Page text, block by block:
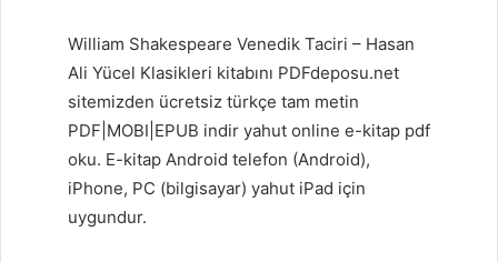
William Shakespeare Venedik Taciri – Hasan
Ali Yücel Klasikleri kitabını PDFdeposu.net
sitemizden ücretsiz türkçe tam metin
PDF|MOBI|EPUB indir yahut online e-kitap pdf
oku. E-kitap Android telefon (Android),
iPhone, PC (bilgisayar) yahut iPad için
uygundur.